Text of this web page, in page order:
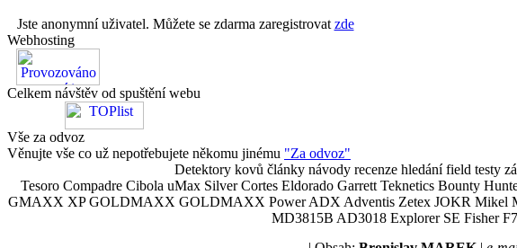
Jste anonymní uživatel. Můžete se zdarma zaregistrovat zde
Webhosting
Celkem návštěv od spuštění webu
Vše za odvoz
Věnujte vše co už nepotřebujete někomu jinému "Za odvoz"
Detektory kovů články návody recenze hledání field testy
Tesoro Compadre Cibola uMax Silver Cortes Eldorado Garrett Teknetics Bounty
GMAXX XP GOLDMAXX GOLDMAXX Power ADX Adventis Zetex JOKR Mikel
MD3815B AD3018 Explorer SE Fisher